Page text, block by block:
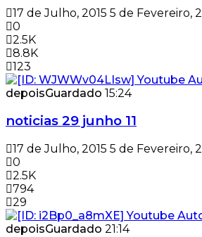
17 de Julho, 2015 5 de Fevereiro,
0
2.5K
8.8K
123
depoisGuardado 15:24
noticias 29 junho 11
17 de Julho, 2015 5 de Fevereiro,
0
2.5K
794
29
depoisGuardado 21:14